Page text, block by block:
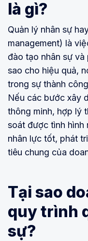
là gì?
Quản lý nhân sự
management) là
đào tạo nhân sự
sao cho hiệu quả,
trong sự thành
Nếu các bước xây
thông minh, hợp lý
soát được tình hình
nhân lực tốt, phát
tiêu chung của
Tại sao
quy trình
sự?